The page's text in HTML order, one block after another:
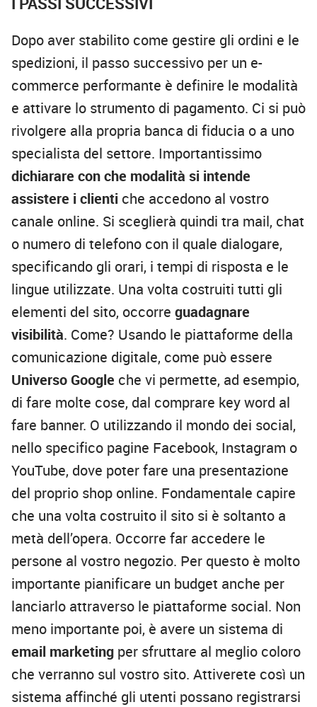
Dopo aver stabilito come gestire gli ordini e le
spedizioni, il passo successivo per un e-
commerce performante è definire le modalità
e attivare lo strumento di pagamento. Ci si può
rivolgere alla propria banca di fiducia o a uno
specialista del settore. Importantissimo
dichiarare con che modalità si intende
assistere i clienti che accedono al vostro
canale online. Si sceglierà quindi tra mail, chat
o numero di telefono con il quale dialogare,
specificando gli orari, i tempi di risposta e le
lingue utilizzate. Una volta costruiti tutti gli
elementi del sito, occorre guadagnare
visibilità. Come? Usando le piattaforme della
comunicazione digitale, come può essere
Universo Google che vi permette, ad esempio,
di fare molte cose, dal comprare key word al
fare banner. O utilizzando il mondo dei social,
nello specifico pagine Facebook, Instagram o
YouTube, dove poter fare una presentazione
del proprio shop online. Fondamentale capire
che una volta costruito il sito si è soltanto a
metà dell’opera. Occorre far accedere le
persone al vostro negozio. Per questo è molto
importante pianificare un budget anche per
lanciarlo attraverso le piattaforme social. Non
meno importante poi, è avere un sistema di
email marketing per sfruttare al meglio coloro
che verranno sul vostro sito. Attiverete così un
sistema affinché gli utenti possano registrarsi